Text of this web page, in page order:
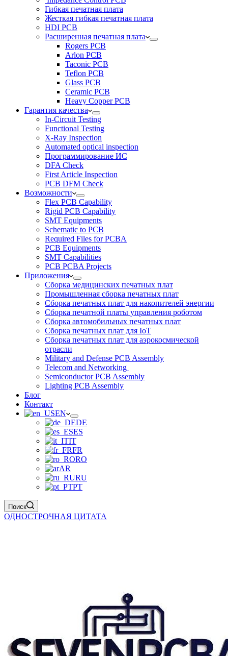
Гибкая печатная плата
Жесткая гибкая печатная плата
HDI PCB
Расширенная печатная плата
Rogers PCB
Arlon PCB
Taconic PCB
Teflon PCB
Glass PCB
Ceramic PCB
Heavy Copper PCB
Гарантия качества
In-Circuit Testing
Functional Testing
X-Ray Inspection
Automated optical inspection
Программирование ИС
DFA Check
First Article Inspection
PCB DFM Check
Возможности
Flex PCB Capability
Rigid PCB Capability
SMT Equipments
Schematic to PCB
Required Files for PCBA
PCB Equipments
SMT Capabilities
PCB PCBA Projects
Приложения
Сборка медицинских печатных плат
Промышленная сборка печатных плат
Сборка печатных плат для накопителей энергии
Сборка печатной платы управления роботом
Сборка автомобильных печатных плат
Сборка печатных плат для IoT
Сборка печатных плат для аэрокосмической
отрасли
Military and Defense PCB Assembly
Telecom and Networking
Semiconductor PCB Assembly
Lighting PCB Assembly
Блог
Контакт
EN
DE
ES
IT
FR
RO
AR
RU
PT
Поиск
ОДНОСТРОЧНАЯ ЦИТАТА